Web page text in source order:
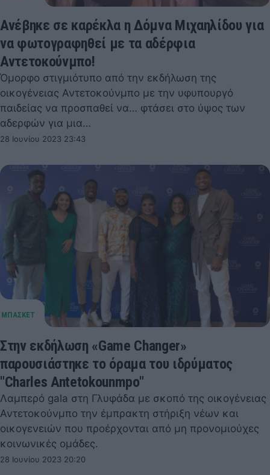
Ανέβηκε σε καρέκλα η Δόμνα Μιχαηλίδου για
να φωτογραφηθεί με τα αδέρφια
Αντετοκούνμπο!
Όμορφο στιγμιότυπο από την εκδήλωση της
οικογένειας Αντετοκούνμπο με την υφυπουργό
παιδείας να προσπαθεί να… φτάσει στο ύψος των
αδερφών για μια…
28 Ιουνίου 2023 23:43
Στην εκδήλωση «Game Changer»
παρουσιάστηκε το όραμα του ιδρύματος
"Charles Antetokounmpo"
Λαμπερό gala στη Γλυφάδα με σκοπό της οικογένειας
Αντετοκούνμπο την έμπρακτη στήριξη νέων και
οικογενειών που προέρχονται από μη προνομιούχες
κοινωνικές ομάδες.
28 Ιουνίου 2023 20:20